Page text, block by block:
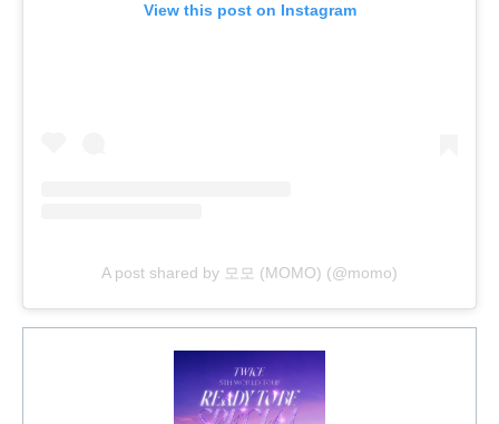
View this post on Instagram
A post shared by 모모 (MOMO) (@momo)